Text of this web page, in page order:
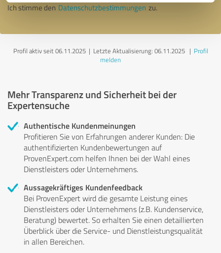
Ich stimme den Datenschutzbestimmungen zu.
Profil aktiv seit 06.11.2025 | Letzte Aktualisierung: 06.11.2025| Profil
melden
Mehr Transparenz und Sicherheit bei der
Expertensuche
Authentische Kundenmeinungen
Profitieren Sie von Erfahrungen anderer Kunden: Die
authentifizierten Kundenbewertungen auf
ProvenExpert.com helfen Ihnen bei der Wahl eines
Dienstleisters oder Unternehmens.
Aussagekräftiges Kundenfeedback
Bei ProvenExpert wird die gesamte Leistung eines
Dienstleisters oder Unternehmens (z.B. Kundenservice,
Beratung) bewertet. So erhalten Sie einen detaillierten
Überblick über die Service- und Dienstleistungsqualität
in allen Bereichen.